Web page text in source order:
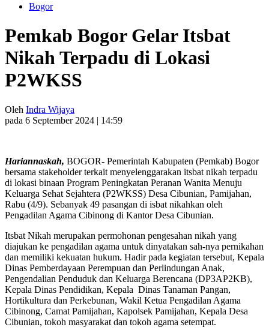
Bogor
Pemkab Bogor Gelar Itsbat
Nikah Terpadu di Lokasi
P2WKSS
Oleh Indra Wijaya
pada 6 September 2024 | 14:59
Hariannaskah, BOGOR- Pemerintah Kabupaten (Pemkab) Bogor
bersama stakeholder terkait menyelenggarakan itsbat nikah terpadu
di lokasi binaan Program Peningkatan Peranan Wanita Menuju
Keluarga Sehat Sejahtera (P2WKSS) Desa Cibunian, Pamijahan,
Rabu (4/9). Sebanyak 49 pasangan di isbat nikahkan oleh
Pengadilan Agama Cibinong di Kantor Desa Cibunian.
Itsbat Nikah merupakan permohonan pengesahan nikah yang
diajukan ke pengadilan agama untuk dinyatakan sah-nya pernikahan
dan memiliki kekuatan hukum. Hadir pada kegiatan tersebut, Kepala
Dinas Pemberdayaan Perempuan dan Perlindungan Anak,
Pengendalian Penduduk dan Keluarga Berencana (DP3AP2KB),
Kepala Dinas Pendidikan, Kepala Dinas Tanaman Pangan,
Hortikultura dan Perkebunan, Wakil Ketua Pengadilan Agama
Cibinong, Camat Pamijahan, Kapolsek Pamijahan, Kepala Desa
Cibunian, tokoh masyarakat dan tokoh agama setempat.